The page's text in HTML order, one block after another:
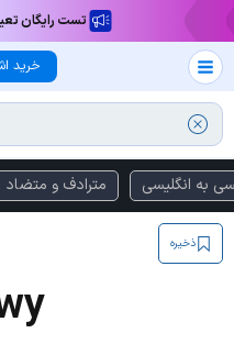
تست رایگان
خرید
به انگلیسی مترادف و متضاد
ذخیره